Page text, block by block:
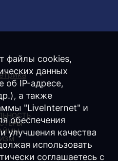
файлы cookies,
данных
об IP-адресе,
а также
"LiveInternet" и
обеспечения
улучшения качества
использовать
соглашаетесь с